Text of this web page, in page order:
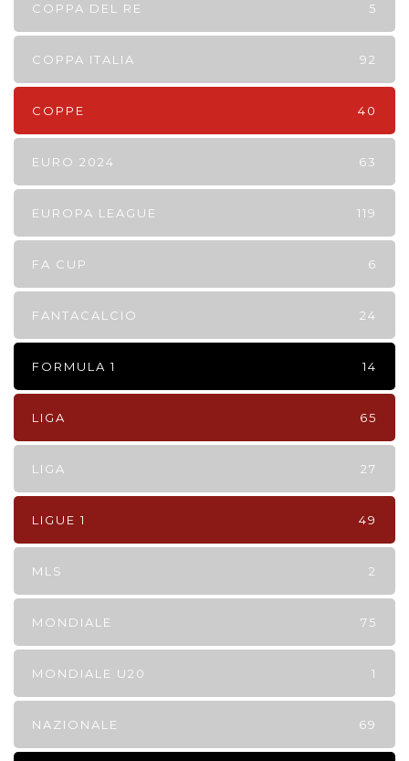
COPPA DEL RE 5
COPPA ITALIA 92
COPPE 40
EURO 2024 63
EUROPA LEAGUE 119
FA CUP 6
FANTACALCIO 24
FORMULA 1 14
LIGA 65
LIGA 27
LIGUE 1 49
MLS 2
MONDIALE 75
MONDIALE U20 1
NAZIONALE 69